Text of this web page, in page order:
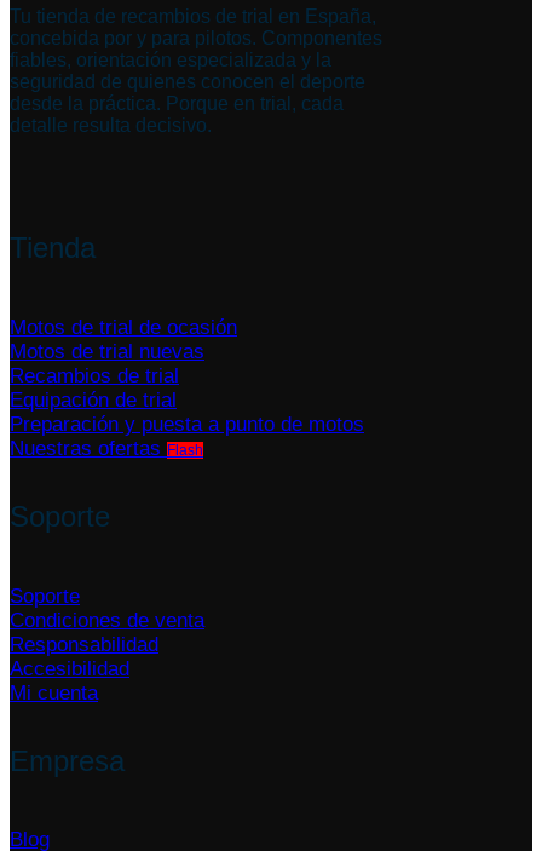
Tu tienda de recambios de trial en España,
concebida por y para pilotos. Componentes
fiables, orientación especializada y la
seguridad de quienes conocen el deporte
desde la práctica. Porque en trial, cada
detalle resulta decisivo.
Tienda
Motos de trial de ocasión
Motos de trial nuevas
Recambios de trial
Equipación de trial
Preparación y puesta a punto de motos
Nuestras ofertas
Soporte
Soporte
Condiciones de venta
Responsabilidad
Accesibilidad
Mi cuenta
Empresa
Blog